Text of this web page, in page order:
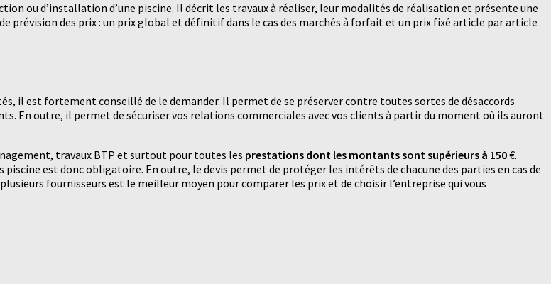
ou d’installation d’une piscine. Il décrit les travaux à réaliser, leur modalités de réalisation et présente une
prévision des prix : un prix global et définitif dans le cas des marchés à forfait et un prix fixé article par article
il est fortement conseillé de le demander. Il permet de se préserver contre toutes sortes de désaccords
En outre, il permet de sécuriser vos relations commerciales avec vos clients à partir du moment où ils auront
travaux BTP et surtout pour toutes les prestations dont les montants sont supérieurs à 150€.
est donc obligatoire. En outre, le devis permet de protéger les intérêts de chacune des parties en cas de
fournisseurs est le meilleur moyen pour comparer les prix et de choisir l’entreprise qui vous